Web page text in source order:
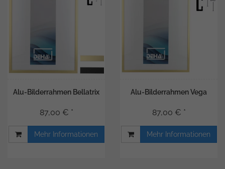
Alu-Bilderrahmen Bellatrix
87,00 € *
Mehr Informationen
Alu-Bilderrahmen Vega
87,00 € *
Mehr Informationen